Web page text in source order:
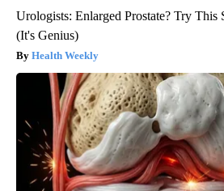
Urologists: Enlarged Prostate? Try
(It's Genius)
Health Weekly